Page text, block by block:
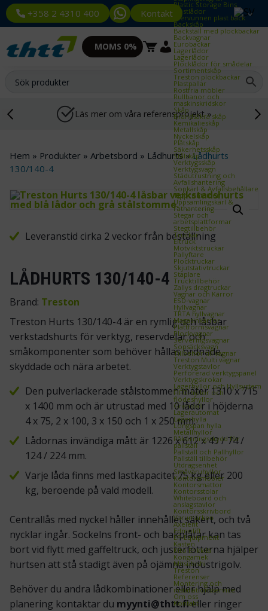
+358 2 4310 400 Kontakt
Plastic Storage Bins
Plastlådor
Återvunnen plast back
Backskåp
Backställ med plockbackar
Backvagnar
Eurobackar
Lagerlådor
Lagerlådor
Plocklådor för smådelar
Sortimentskåp
Treston plockbackar
Plastpallar
Rostfria möbler
Rullbanor och
maskinskridskor
Skåp
Brandsäkra skåp
Kemikalieskåp
Metallskåp
Nyckelskåp
Plåtskåp
Säkerhetsskåp
Stålskåp
Verktygsskåp
Verktygsvagn
Städutrustning och
Avfallshantering
Sopkärl & Avfallsbehållare
Tippcontainer
Uppsamlingskärl &
Fathantering
Stegar och
arbetsplattformar
Stegtillbehör
Truckar
Eltruck
Motviktstruckar
Pallyftare
Plocktruckar
Skjutstativtruckar
Staplare
Trucktillbehör
Zallys dragtruckar
Vagnar och Kärror
ESD‑vagnar
Hyllvagnar
TRTA hyllvagnar
Magasinkärror
Plattformsvagnar
Plockvagnar
Serveringsvagnar
Sopsäcksvagn
Tillbehör till vagnar
Treston Multi vagnar
Verktygstavlor
Perforerad verktygspanel
Verktygskrokar
Lagerhyllor och Hyllsystem
FIFO‑hyllor och
flödeshyllor
Grenställ
Lagerautomat
Lagerhylla
Longspan hylla
Metallhyllor
Påkörningsskydd för
pallställ
Pallställ och Pallhyllor
Pallställ tillbehör
Utdragsenhet
Småvaruhyllor
Kontorsmöbler
Kontorsmattor
Kontorsstolar
Whiteboard och
anslagstavlor
Kontorsskrivbord
Varumärken
Axelent
Edmolift
EP-Equipment
Kasten
Kito Erikkilä
Kongamek
Mitsubishi
Treston
Referenser
Montering och
installationsservice
Om oss
Kontakt
MOMS 0%
Läs mer om våra referensprojekt »
Hem » Produkter » Arbetsbord » Lådhurts»Lådhurts
130/140-4
Leveranstid cirka 2 veckor från beställning
LÅDHURTS 130/140-4
Brand: Treston
Treston Hurts 130/140-4 är en rymlig och låsbar
verkstadshurts för verktyg, reservdelar och
småkomponenter som behöver hållas ordnade,
skyddade och nära arbetet.
Den pulverlackerade stålstommen mäter 1310 x 715
x 1400 mm och är utrustad med 10 lådor i höjderna
4 x 75, 2 x 100, 3 x 150 och 1 x 250 mm.
Lådornas invändiga mått är 1226 x 612 x 49 / 74 /
124 / 224 mm.
Varje låda finns med lastkapacitet 75 kg eller 200
kg, beroende på vald modell.
Centrallås med nyckel håller innehållet säkert, och två
nycklar ingår. Sockelns front- och bakplåtar kan tas
bort vid flytt med gaffeltruck, och justerfötterna hjälper
hurtsen att stå stadigt även på ojämna industrigolv.
Behöver du andra lådkombinationer eller hjälp med
planering kontaktar du myynti@thtt.fieller ringer